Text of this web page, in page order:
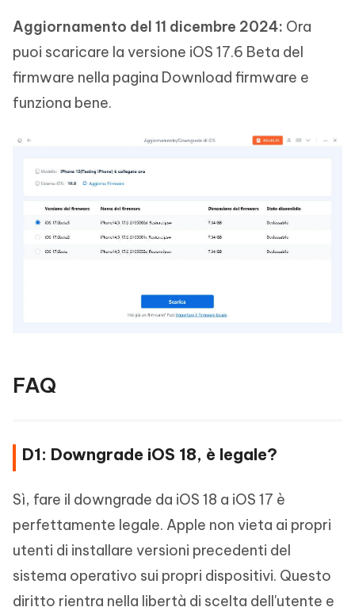
Aggiornamento del 11 dicembre 2024: Ora
puoi scaricare la versione iOS 17.6 Beta del
firmware nella pagina Download firmware e
funziona bene.
FAQ
D1: Downgrade iOS 18, è legale?
Sì, fare il downgrade da iOS 18 a iOS 17 è
perfettamente legale. Apple non vieta ai propri
utenti di installare versioni precedenti del
sistema operativo sui propri dispositivi. Questo
diritto rientra nella libertà di scelta dell'utente e